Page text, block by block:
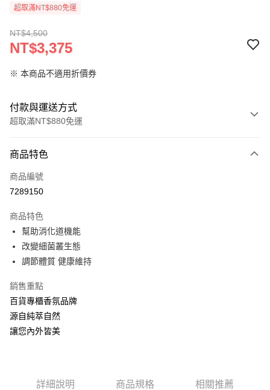
超取滿NT$880免運
NT$4,500
NT$3,375
※ 本商品不適用折價券
付款與運送方式
超取滿NT$880免運
信用卡一次付款
超商取貨付款
Apple Pay
ATM付款
運送方式
全家取貨付款
每筆NT$60，滿NT$880(含以上)免運費
付款後全家取貨
商品特色
商品編號
7289150
商品特色
幫助消化道機能
改變細菌叢生態
調節體質 健康維持
銷售重點
百貨專櫃香氛品牌
源自純萃自然
讓您內外皆美
詳細說明 商品規格 相關推薦